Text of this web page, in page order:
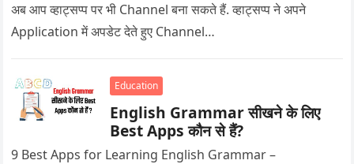
अब आप व्हाट्सप्प पर भी Channel बना सकते हैं. व्हाट्सप्प ने अपने
Application में अपडेट देते हुए Channel…
Education
English Grammar सीखने के लिए
Best Apps कौन से हैं?
9 Best Apps for Learning English Grammar –